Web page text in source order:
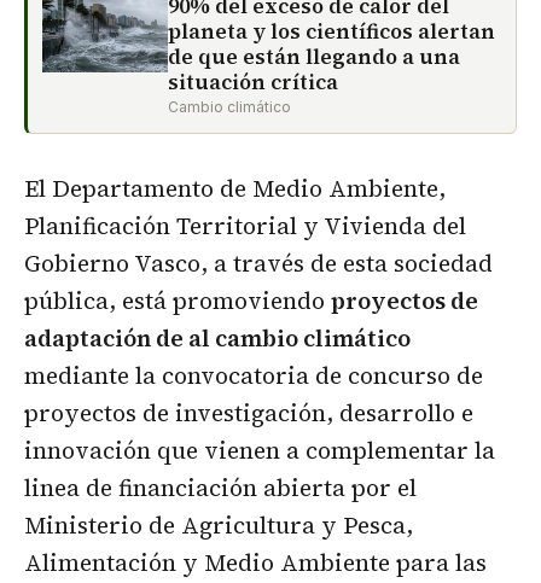
90% del exceso de calor del
planeta y los científicos alertan
de que están llegando a una
situación crítica
Cambio climático
El Departamento de Medio Ambiente,
Planificación Territorial y Vivienda del
Gobierno Vasco, a través de esta sociedad
pública, está promoviendo proyectos de
adaptación de al cambio climático
mediante la convocatoria de concurso de
proyectos de investigación, desarrollo e
innovación que vienen a complementar la
linea de financiación abierta por el
Ministerio de Agricultura y Pesca,
Alimentación y Medio Ambiente para las